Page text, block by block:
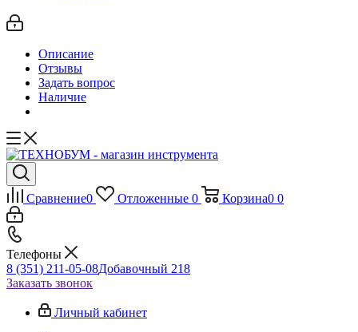
Описание
Отзывы
Задать вопрос
Наличие
Сравнение0 Отложенные 0 Корзина0 0
Телефоны
8 (351) 211-05-08Добавочный 218
Заказать звонок
Личный кабинет